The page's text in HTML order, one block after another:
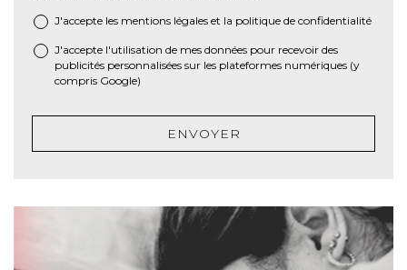
* J'accepte les mentions légales et la politique de confidentialité
J'accepte l'utilisation de mes données pour recevoir des
publicités personnalisées sur les plateformes numériques (y
compris Google)
ENVOYER